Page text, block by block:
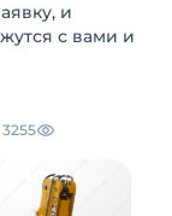
и
с вами и
3255